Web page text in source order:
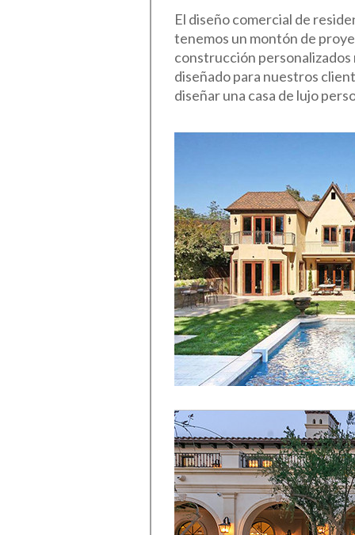
El diseño comercial de
tenemos un montón de
construcción
diseñado para nuestros
diseñar una casa de lujo